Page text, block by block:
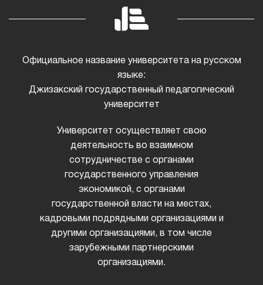
Официальное название университета на русском
языке:
Джизакский государственный педагогический
университет
Университет осуществляет свою
деятельность во взаимном
сотрудничестве с органами
государственного управления
экономикой, с органами
государственной власти на местах,
кадровыми подрядными организациями и
другими организациями, в том числе
зарубежными партнерскими
организациями.